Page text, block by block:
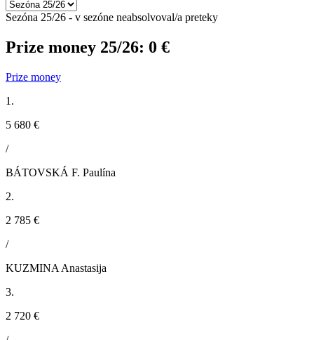
Sezóna 25/26 - v sezóne neabsolvoval/a preteky
Prize money 25/26: 0 €
Prize money
1.
5 680 €
/
BÁTOVSKÁ F. Paulína
2.
2 785 €
/
KUZMINA Anastasija
3.
2 720 €